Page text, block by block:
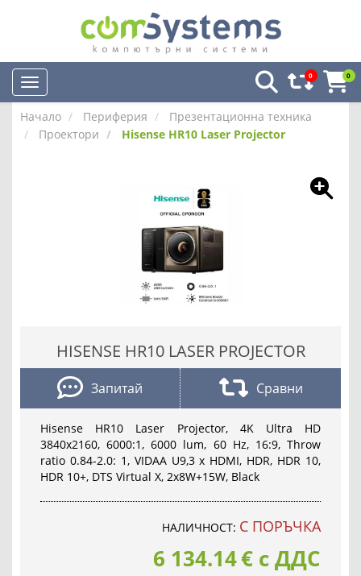
0 0
Начало Периферия
Презентационна техника
Проектори
Hisense HR10 Laser Projector
HISENSE HR10 LASER PROJECTOR
Запитай Сравни
Hisense HR10 Laser Projector, 4K Ultra HD
3840x2160, 6000:1, 6000 lum, 60 Hz, 16:9, Throw
ratio 0.84-2.0: 1, VIDAA U9,3 x HDMI, HDR, HDR 10,
HDR 10+, DTS Virtual X, 2x8W+15W, Black
НАЛИЧНОСТ: С ПОРЪЧКА
6 134.14€ с ДДС